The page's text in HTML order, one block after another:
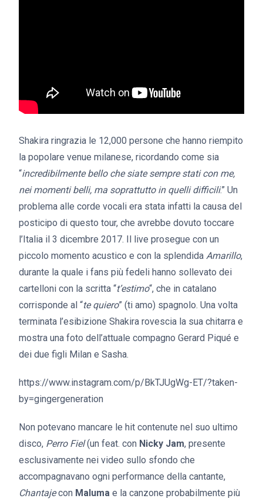
Shakira ringrazia le 12,000 persone che hanno riempito
la popolare venue milanese, ricordando come sia
“incredibilmente bello che siate sempre stati con me,
nei momenti belli, ma soprattutto in quelli difficili.” Un
problema alle corde vocali era stata infatti la causa del
posticipo di questo tour, che avrebbe dovuto toccare
l’Italia il 3 dicembre 2017. Il live prosegue con un
piccolo momento acustico e con la splendida Amarillo,
durante la quale i fans più fedeli hanno sollevato dei
cartelloni con la scritta “t’estimo“, che in catalano
corrisponde al “te quiero” (ti amo) spagnolo. Una volta
terminata l’esibizione Shakira rovescia la sua chitarra e
mostra una foto dell’attuale compagno Gerard Piqué e
dei due figli Milan e Sasha.
https://www.instagram.com/p/BkTJUgWg-ET/?taken-
by=gingergeneration
Non potevano mancare le hit contenute nel suo ultimo
disco, Perro Fiel(un feat. con Nicky Jam, presente
esclusivamente nei video sullo sfondo che
accompagnavano ogni performance della cantante,
Chantajecon Maluma e la canzone probabilmente più